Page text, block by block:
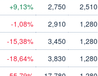
+9,13% 2,750
2,510
-1,08% 2,910
1,280
-15,38% 3,450
1,280
-18,64% 3,830
1,280